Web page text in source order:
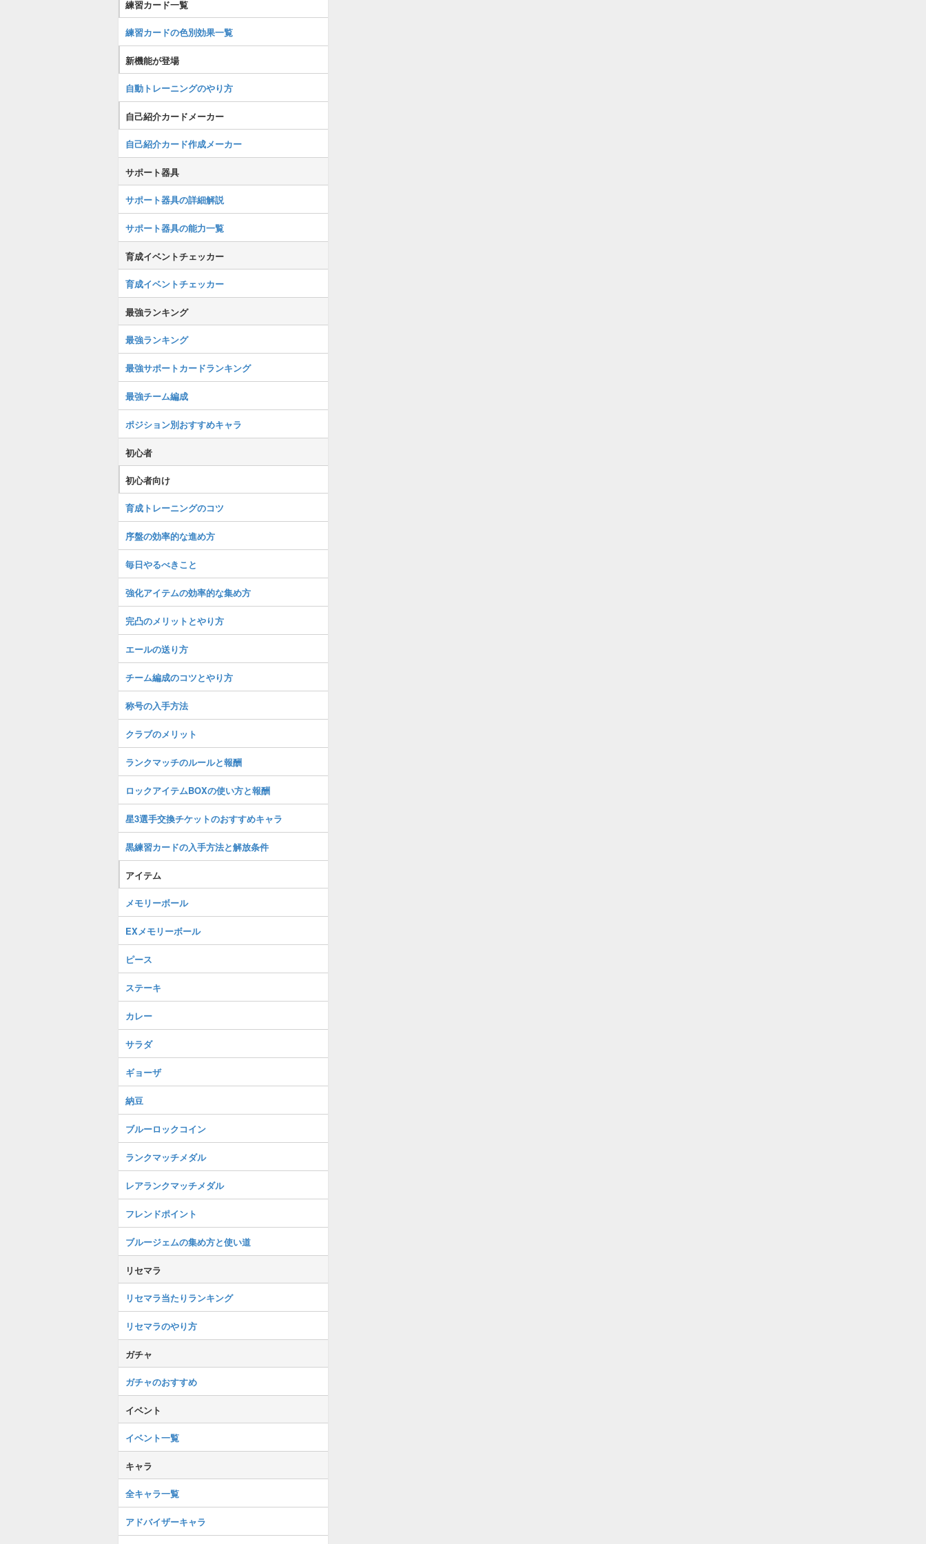
練習カード一覧
練習カードの色別効果一覧
新機能が登場
自動トレーニングのやり方
自己紹介カードメーカー
自己紹介カード作成メーカー
サポート器具
サポート器具の詳細解説
サポート器具の能力一覧
育成イベントチェッカー
育成イベントチェッカー
最強ランキング
最強ランキング
最強サポートカードランキング
最強チーム編成
ポジション別おすすめキャラ
初心者
初心者向け
育成トレーニングのコツ
序盤の効率的な進め方
毎日やるべきこと
強化アイテムの効率的な集め方
完凸のメリットとやり方
エールの送り方
チーム編成のコツとやり方
称号の入手方法
クラブのメリット
ランクマッチのルールと報酬
ロックアイテムBOXの使い方と報酬
星3選手交換チケットのおすすめキャラ
黒練習カードの入手方法と解放条件
アイテム
メモリーボール
EXメモリーボール
ピース
ステーキ
カレー
サラダ
ギョーザ
納豆
ブルーロックコイン
ランクマッチメダル
レアランクマッチメダル
フレンドポイント
ブルージェムの集め方と使い道
リセマラ
リセマラ当たりランキング
リセマラのやり方
ガチャ
ガチャのおすすめ
イベント
イベント一覧
キャラ
全キャラ一覧
アドバイザーキャラ